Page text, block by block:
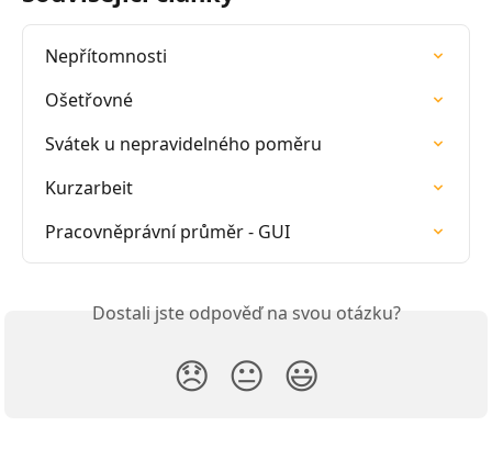
Nepřítomnosti
Ošetřovné
Svátek u nepravidelného poměru
Kurzarbeit
Pracovněprávní průměr - GUI
Dostali jste odpověď na svou otázku?
😞 😐 😃